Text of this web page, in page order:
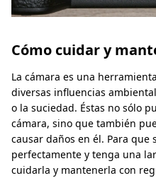
Cómo cuidar y
La cámara es una
diversas influencias
o la suciedad. Éstas no sólo
cámara, sino que también
causar daños en él. Para que
perfectamente y tenga una
cuidarla y mantenerla con